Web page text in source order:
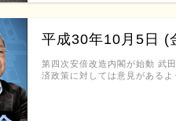
平成30年10月5日 (
第四次安倍改造内閣が始動 武
済政策に対しては意見がある